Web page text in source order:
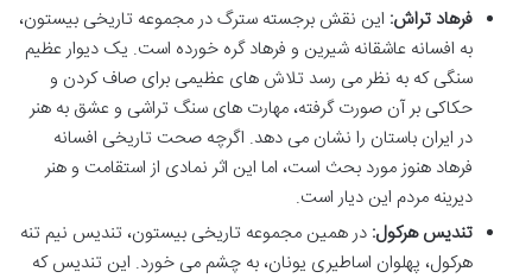
فرهاد تراش: این نقش برجسته سترگ در مجموعه تاریخی بیستون،
به افسانه عاشقانه شیرین و فرهاد گره خورده است. یک دیوار عظیم
سنگی که به نظر می رسد تلاش های عظیمی برای صاف کردن و
حکاکی بر آن صورت گرفته، مهارت های سنگ تراشی و عشق به هنر
در ایران باستان را نشان می دهد. اگرچه صحت تاریخی افسانه
فرهاد هنوز مورد بحث است، اما این اثر نمادی از استقامت و هنر
دیرینه مردم این دیار است.
تندیس هرکول: در همین مجموعه تاریخی بیستون، تندیس نیم تنه
هرکول، پهلوان اساطیری یونان، به چشم می خورد. این تندیس که